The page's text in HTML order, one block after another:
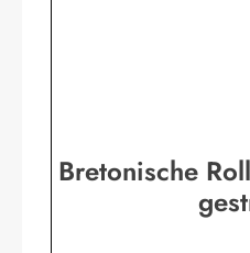
Bretonische